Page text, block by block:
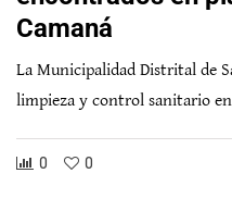
Camaná
La Municipalidad Distrital de
limpieza y control sanitario
0 0